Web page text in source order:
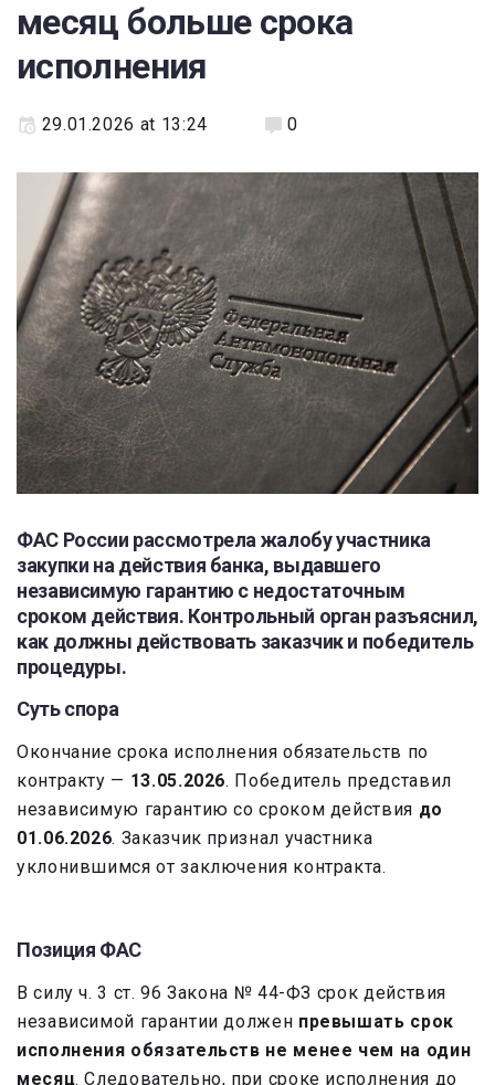
месяц больше срока
исполнения
29.01.2026 at 13:24 0
ФАС России рассмотрела жалобу участника
закупки на действия банка, выдавшего
независимую гарантию с недостаточным
сроком действия. Контрольный орган разъяснил,
как должны действовать заказчик и победитель
процедуры.
Суть спора
Окончание срока исполнения обязательств по
контракту — 13.05.2026. Победитель представил
независимую гарантию со сроком действия до
01.06.2026. Заказчик признал участника
уклонившимся от заключения контракта.
Позиция ФАС
В силу ч. 3 ст. 96 Закона № 44-ФЗ срок действия
независимой гарантии должен превышать срок
исполнения обязательств не менее чем на один
месяц. Следовательно, при сроке исполнения до